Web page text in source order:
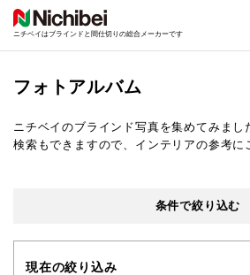
ニチベイはブラインドと間仕切りの総合メーカーです
フォトアルバム
ニチベイのブラインド写真を集めてみまし
検索もできますので、インテリアの参考に
条件で絞り込む
現在の絞り込み